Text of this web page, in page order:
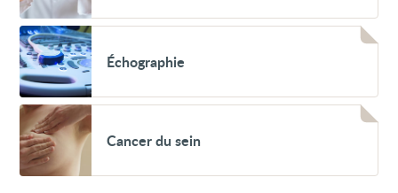
Voir
Échographie
Échographie
Voir
Cancer
du
sein
Cancer du sein